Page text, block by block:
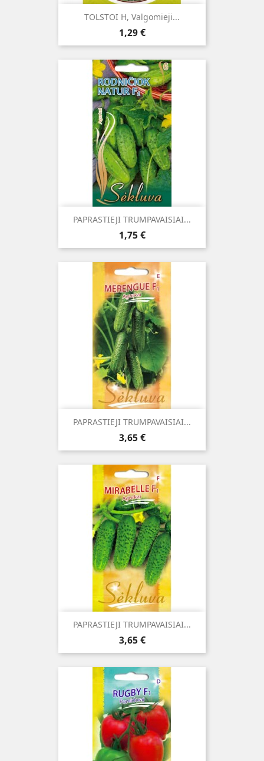
TOLSTOI H, Valgomieji...
Kaina
1,29 €
PAPRASTIEJI TRUMPAVAISIAI...
Kaina
1,75 €
PAPRASTIEJI TRUMPAVAISIAI...
Kaina
3,65 €
PAPRASTIEJI TRUMPAVAISIAI...
Kaina
3,65 €